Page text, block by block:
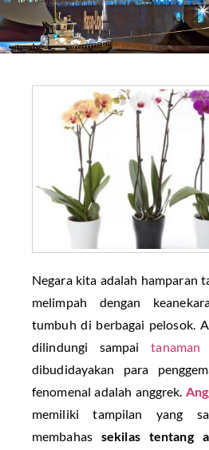
Negara kita adalah hamparan
melimpah dengan
tumbuh di berbagai pelosok.
dilindungi sampaitanaman
dibudidayakan para
fenomenal adalah anggrek.
memiliki tampilan yang
membahassekilas tentang